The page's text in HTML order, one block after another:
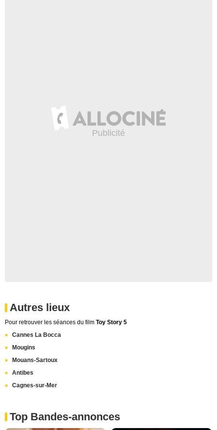
Autres lieux
Pour retrouver les séances du film Toy Story 5
Cannes La Bocca
Mougins
Mouans-Sartoux
Antibes
Cagnes-sur-Mer
Top Bandes-annonces